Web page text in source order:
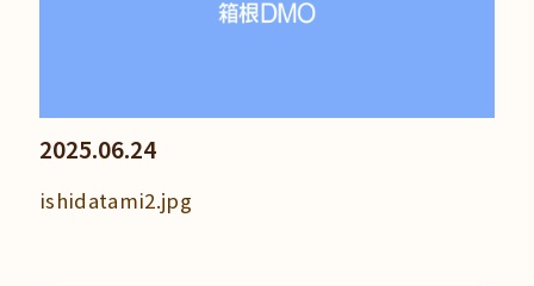
2025.06.24
ishidatami2.jpg